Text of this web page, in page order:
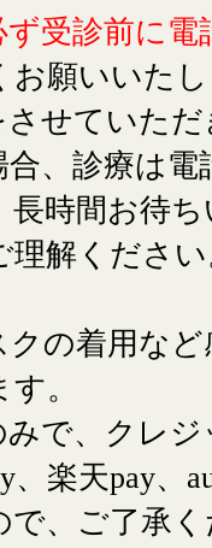
ず受診前に電
お願いいた
せていた
、診療は電
時間お待
理解くださ
の着用な
。
で、クレ
、楽天pay、
、ご了承